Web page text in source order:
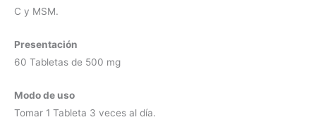
C y MSM.
Presentación
60 Tabletas de 500 mg
Modo de uso
Tomar 1 Tableta 3 veces al día.